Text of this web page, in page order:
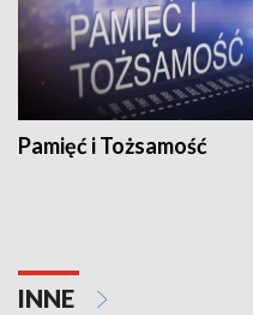
Pamięć i Tożsamość
INNE